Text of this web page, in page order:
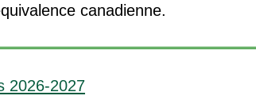
canadienne.
2026-2027